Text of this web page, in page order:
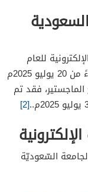
للعام
الجامعي 1447هـ في برامج البكالوريوس ابتداءً من 20 يوليو 2025م
برامج الماجستير، فقد تم
[2]
السّعوديّة